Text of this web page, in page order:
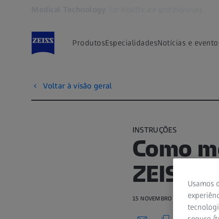
ProdutosEspecialidadesNotícias e
Voltar à visão geral
INSTRUÇÕES
Como
ZEISS
15 NOVEMBRO 2020 · 2 MIN.
Usamos